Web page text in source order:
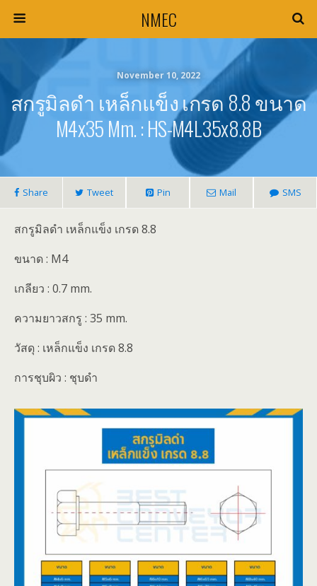
NMEC
November 10, 2022
สกรูมิลดำ เหล็กแข็ง เกรด 8.8 ขนาด
M4x35 Mm. : HS-M4L35x8.8B
Share Tweet Pin Mail SMS
สกรูมิลดำ เหล็กแข็ง เกรด 8.8
ขนาด : M4
เกลียว : 0.7 mm.
ความยาวสกรู : 35 mm.
วัสดุ : เหล็กแข็ง เกรด 8.8
การชุบผิว : ชุบดำ